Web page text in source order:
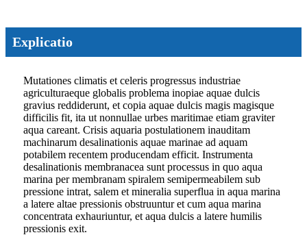
Explicatio
Mutationes climatis et celeris progressus industriae
agriculturaeque globalis problema inopiae aquae dulcis
gravius ​​reddiderunt, et copia aquae dulcis magis magisque
difficilis fit, ita ut nonnullae urbes maritimae etiam graviter
aqua careant. Crisis aquaria postulationem inauditam
machinarum desalinationis aquae marinae ad aquam
potabilem recentem producendam efficit. Instrumenta
desalinationis membranacea sunt processus in quo aqua
marina per membranam spiralem semipermeabilem sub
pressione intrat, salem et mineralia superflua in aqua marina
a latere altae pressionis obstruuntur et cum aqua marina
concentrata exhauriuntur, et aqua dulcis a latere humilis
pressionis exit.